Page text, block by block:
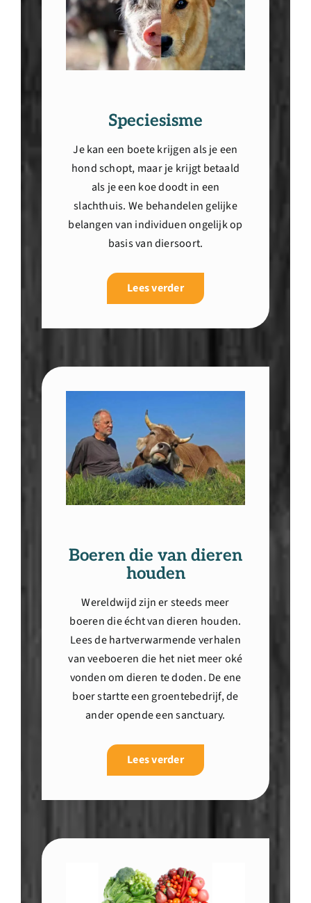
Speciesisme
Je kan een boete krijgen als je een
hond schopt, maar je krijgt betaald
als je een koe doodt in een
slachthuis. We behandelen gelijke
belangen van individuen ongelijk op
basis van diersoort.
Lees verder
Boeren die van dieren
houden
Wereldwijd zijn er steeds meer
boeren die écht van dieren houden.
Lees de hartverwarmende verhalen
van veeboeren die het niet meer oké
vonden om dieren te doden. De ene
boer startte een groentebedrijf, de
ander opende een sanctuary.
Lees verder